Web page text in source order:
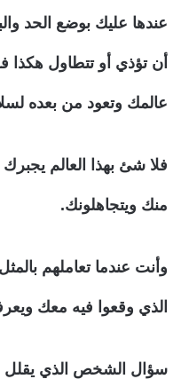
عندها عليك بوضع الحد
أن تؤذي أو تتطاول
عالمك وتعود من بعده
فلا شئ بهذا العالم
منك ويتجاهلونك.
وأنت عندما تعاملهم
الذي وقعوا فيه معك
سؤال الشخص الذي يقلل